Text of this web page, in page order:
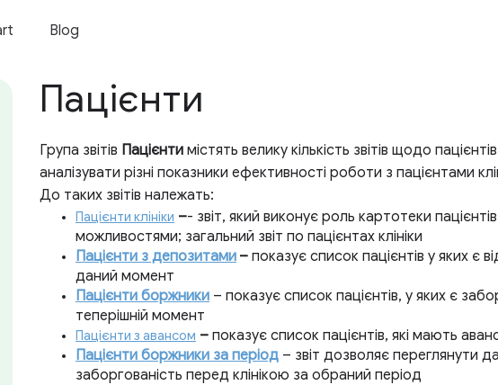
Blog
Пацієнти
Група звітів Пацієнти містять велику кількість звітів щодо
аналізувати різні показники ефективності роботи з пацієнтами
До таких звітів належать:
Пацієнти клініки –- звіт, який виконує роль картотеки
можливостями; загальний звіт по пацієнтах клініки
Пацієнти з депозитами – показує список пацієнтів у яких є
даний момент
Пацієнти боржники – показує список пацієнтів, у яких є
теперішній момент
Пацієнти з авансом – показує список пацієнтів, які мають
Пацієнти боржники за період – звіт дозволяє переглянути
заборгованість перед клінікою за обраний період